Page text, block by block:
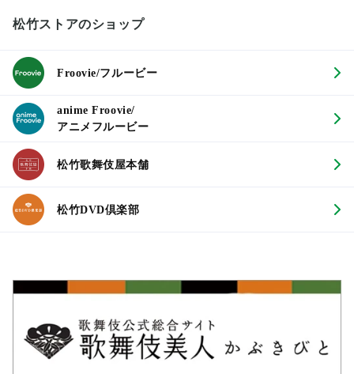
松竹ストアのショップ
Froovie/フルービー
anime Froovie/
アニメフルービー
松竹歌舞伎屋本舗
松竹DVD倶楽部